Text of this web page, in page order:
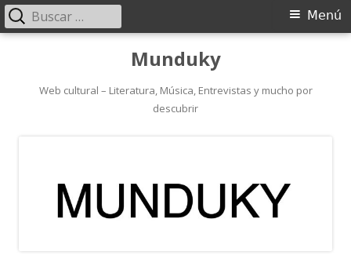
contenido
Munduky
Web cultural – Literatura, Música, Entrevistas y mucho por
descubrir
Menú
Menú
Buscar: